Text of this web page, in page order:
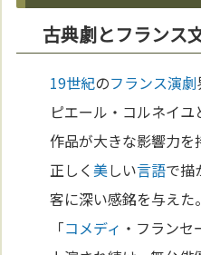
古典劇とフランス
19世紀のフランス演劇
ピエール・コルネイ
作品が大きな影響力
正しく美しい言語で描
客に深い感銘を与えた。
「コメディ ・フラン